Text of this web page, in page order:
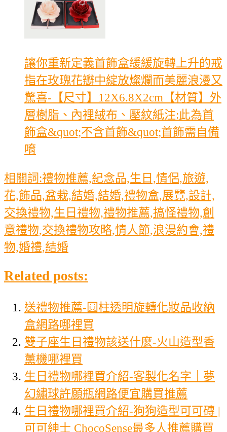
讓你重新定義首飾盒緩緩旋轉上升的戒
指在玫瑰花瓣中綻放燦爛而美麗浪漫又
驚喜-【尺寸】12X6.8X2cm【材質】外
層樹脂、內裡絨布、壓紋紙注:此為首
飾盒&quot;不含首飾&quot;首飾需自備
唷
相關詞:禮物推薦,紀念品,生日,情侶,旅遊,
花,飾品,盆栽,結婚,結婚,禮物盒,展覽,設計,
交換禮物,生日禮物,禮物推薦,搞怪禮物,創
意禮物,交換禮物攻略,情人節,浪漫約會,禮
物,婚禮,結婚
Related posts:
送禮物推薦-圓柱透明旋轉化妝品收納
盒網路哪裡買
雙子座生日禮物該送什麼-火山造型香
薰機哪裡買
生日禮物哪裡買介紹-客製化名字｜夢
幻繡球許願瓶網路便宜購買推薦
生日禮物哪裡買介紹-狗狗造型可可磚 |
可可紳士 ChocoSense最多人推薦購買